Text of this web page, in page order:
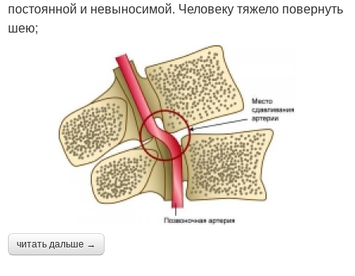
постоянной и невыносимой. Человеку тяжело повернуть
шею;
читать дальше →